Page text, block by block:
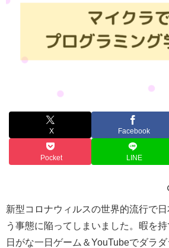
X Facebook
Pocket LINE
新型コロナウィルスの世界的流行で
う事態に陥ってしまいました。暇を
日がな一日ゲーム＆YouTubeでダラ